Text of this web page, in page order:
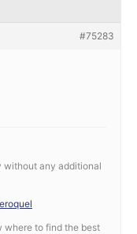
#75283
without any additional
where to find the best